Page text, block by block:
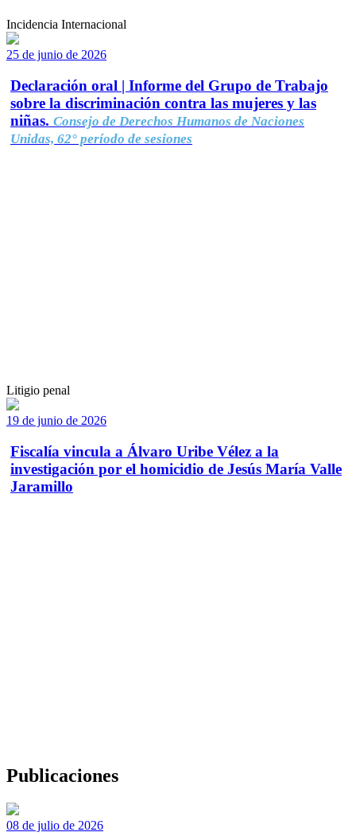
Incidencia Internacional
25 de junio de 2026
Declaración oral | Informe del Grupo de Trabajo
sobre la discriminación contra las mujeres y las
niñas. Consejo de Derechos Humanos de Naciones
Unidas, 62° período de sesiones
Litigio penal
19 de junio de 2026
Fiscalía vincula a Álvaro Uribe Vélez a la
investigación por el homicidio de Jesús María Valle
Jaramillo
Publicaciones
08 de julio de 2026